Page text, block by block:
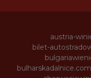
austria-
bilet-
bulharskadalnice.com